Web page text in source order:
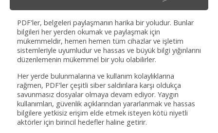
PDF'ler, belgeleri paylaşmanın harika bir yoludur. Bunlar
bilgileri her yerden okumak ve paylaşmak için
mükemmeldir, hemen hemen tüm cihazlar ve işletim
sistemleriyle uyumludur ve hassas ve büyük bilgi yığınlarını
düzenlemenin mükemmel bir yolu olabilirler.
Her yerde bulunmalarına ve kullanım kolaylıklarına
rağmen, PDF'ler çeşitli siber saldırılara karşı oldukça
savunmasız dosyalar olmaya devam ediyor. Yaygın
kullanımları, güvenlik açıklarından yararlanmak ve hassas
bilgilere yetkisiz erişim elde etmek isteyen kötü niyetli
aktörler için birincil hedefler haline getirir.